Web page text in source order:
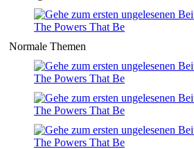
The Powers That Be
Normale Themen
The Powers That Be
The Powers That Be
The Powers That Be